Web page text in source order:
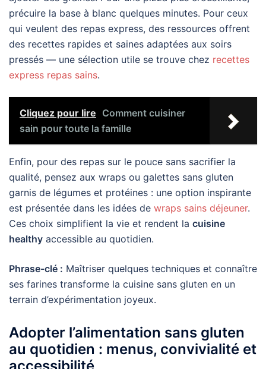
précuire la base à blanc quelques minutes. Pour ceux
qui veulent des repas express, des ressources offrent
des recettes rapides et saines adaptées aux soirs
pressés — une sélection utile se trouve chez recettes
express repas sains.
Cliquez pour lire Comment cuisiner
sain pour toute la famille
Enfin, pour des repas sur le pouce sans sacrifier la
qualité, pensez aux wraps ou galettes sans gluten
garnis de légumes et protéines : une option inspirante
est présentée dans les idées de wraps sains déjeuner.
Ces choix simplifient la vie et rendent la cuisine
healthy accessible au quotidien.
Phrase-clé : Maîtriser quelques techniques et connaître
ses farines transforme la cuisine sans gluten en un
terrain d’expérimentation joyeux.
Adopter l’alimentation sans gluten
au quotidien : menus, convivialité et
accessibilité